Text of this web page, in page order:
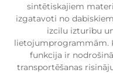
sintētiskajiem
izgatavoti no
izcilu izturību
lietojumprogrammām.
funkcija ir
transportēšanas